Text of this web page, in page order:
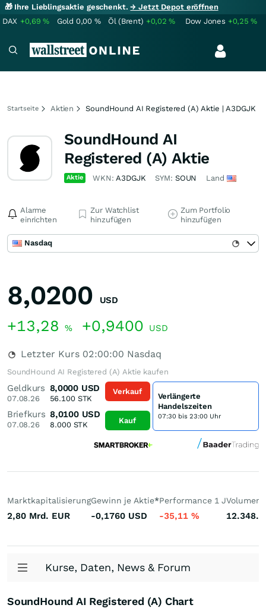
🎁 Ihre Lieblingsaktie geschenkt.→ Jetzt Depot eröffnen
DAX +0,69% Gold 0,00 % Öl (Brent) +0,02% Dow Jones +0,25%
Startseite Aktien SoundHound AI Registered (A) Aktie | A3DGJK
SoundHound AI
Registered (A) Aktie
Aktie WKN:A3DGJK SYM: SOUN Land
Alarme
einrichten
Zur Watchlist
hinzufügen
Zum Portfolio
hinzufügen
Nasdaq
8,0200 USD
+13,28 % +0,9400 USD
Letzter Kurs 02:00:00 Nasdaq
SoundHound AI Registered (A) Aktie kaufen
Geldkurs
07.08.26
8,0000 USD
56.100STK
Briefkurs
07.08.26
8,0100 USD
8.000STK
Verkauf
Kauf
Verlängerte
Handelszeiten
07:30 bis 23:00 Uhr
Marktkapitalisierung
2,80 Mrd. EUR
Gewinn je Aktie*
-0,1760 USD
Performance 1 J
-35,11 %
Volumen
Kurse, Daten, News & Forum
SoundHound AI Registered (A) Chart